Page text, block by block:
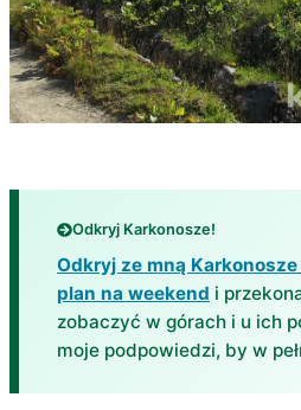
Odkryj Karkonosze!
Odkryj ze mną
plan na weekend i
zobaczyć w górach i u ich
moje podpowiedzi, by w